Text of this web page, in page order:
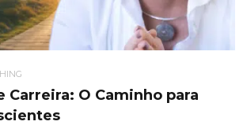
Carreira: O Caminho para